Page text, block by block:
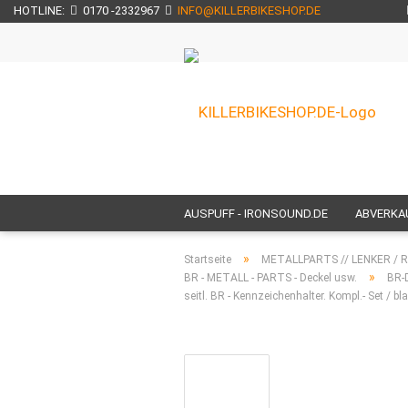
HOTLINE: 0170 -2332967 INFO@KILLERBIKESHOP.DE
AUSPUFF - IRONSOUND.DE
SEITL. KENNZEICHENHALTER / KZH
Startseite » METALLPARTS // LENKER /
BR - METALL - PARTS - Deckel usw. »
seitl. BR - Kennzeichenhalter. Kompl.- Set /